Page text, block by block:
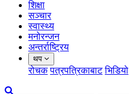
शिक्षा
सञ्चार
स्वास्थ्य
मनोरन्जन
अन्तर्राष्ट्रिय
थप
रोचक पत्रपत्रिकाबाट भिडियो